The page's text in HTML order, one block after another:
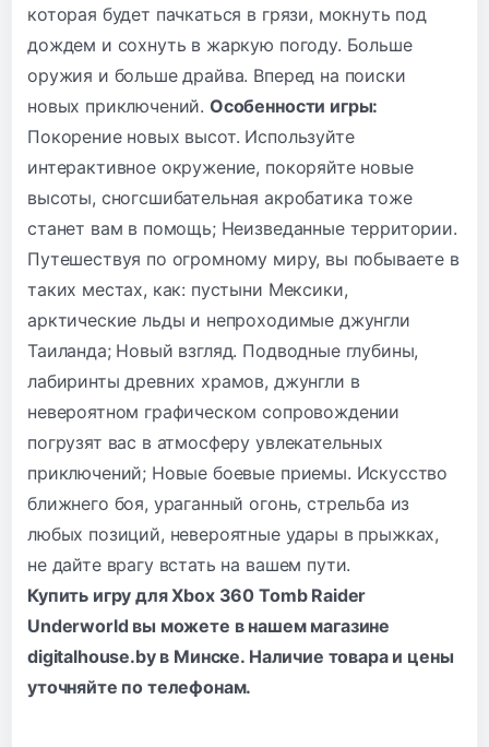
которая будет пачкаться в грязи, мокнуть под
дождем и сохнуть в жаркую погоду. Больше
оружия и больше драйва. Вперед на поиски
новых приключений. Особенности игры:
Покорение новых высот. Используйте
интерактивное окружение, покоряйте новые
высоты, сногсшибательная акробатика тоже
станет вам в помощь; Неизведанные территории.
Путешествуя по огромному миру, вы побываете в
таких местах, как: пустыни Мексики,
арктические льды и непроходимые джунгли
Таиланда; Новый взгляд. Подводные глубины,
лабиринты древних храмов, джунгли в
невероятном графическом сопровождении
погрузят вас в атмосферу увлекательных
приключений; Новые боевые приемы. Искусство
ближнего боя, ураганный огонь, стрельба из
любых позиций, невероятные удары в прыжках,
не дайте врагу встать на вашем пути.
Купить игру для Xbox 360 Tomb Raider
Underworld вы можете в нашем магазине
digitalhouse.by в Минске. Наличие товара и цены
уточняйте по телефонам.